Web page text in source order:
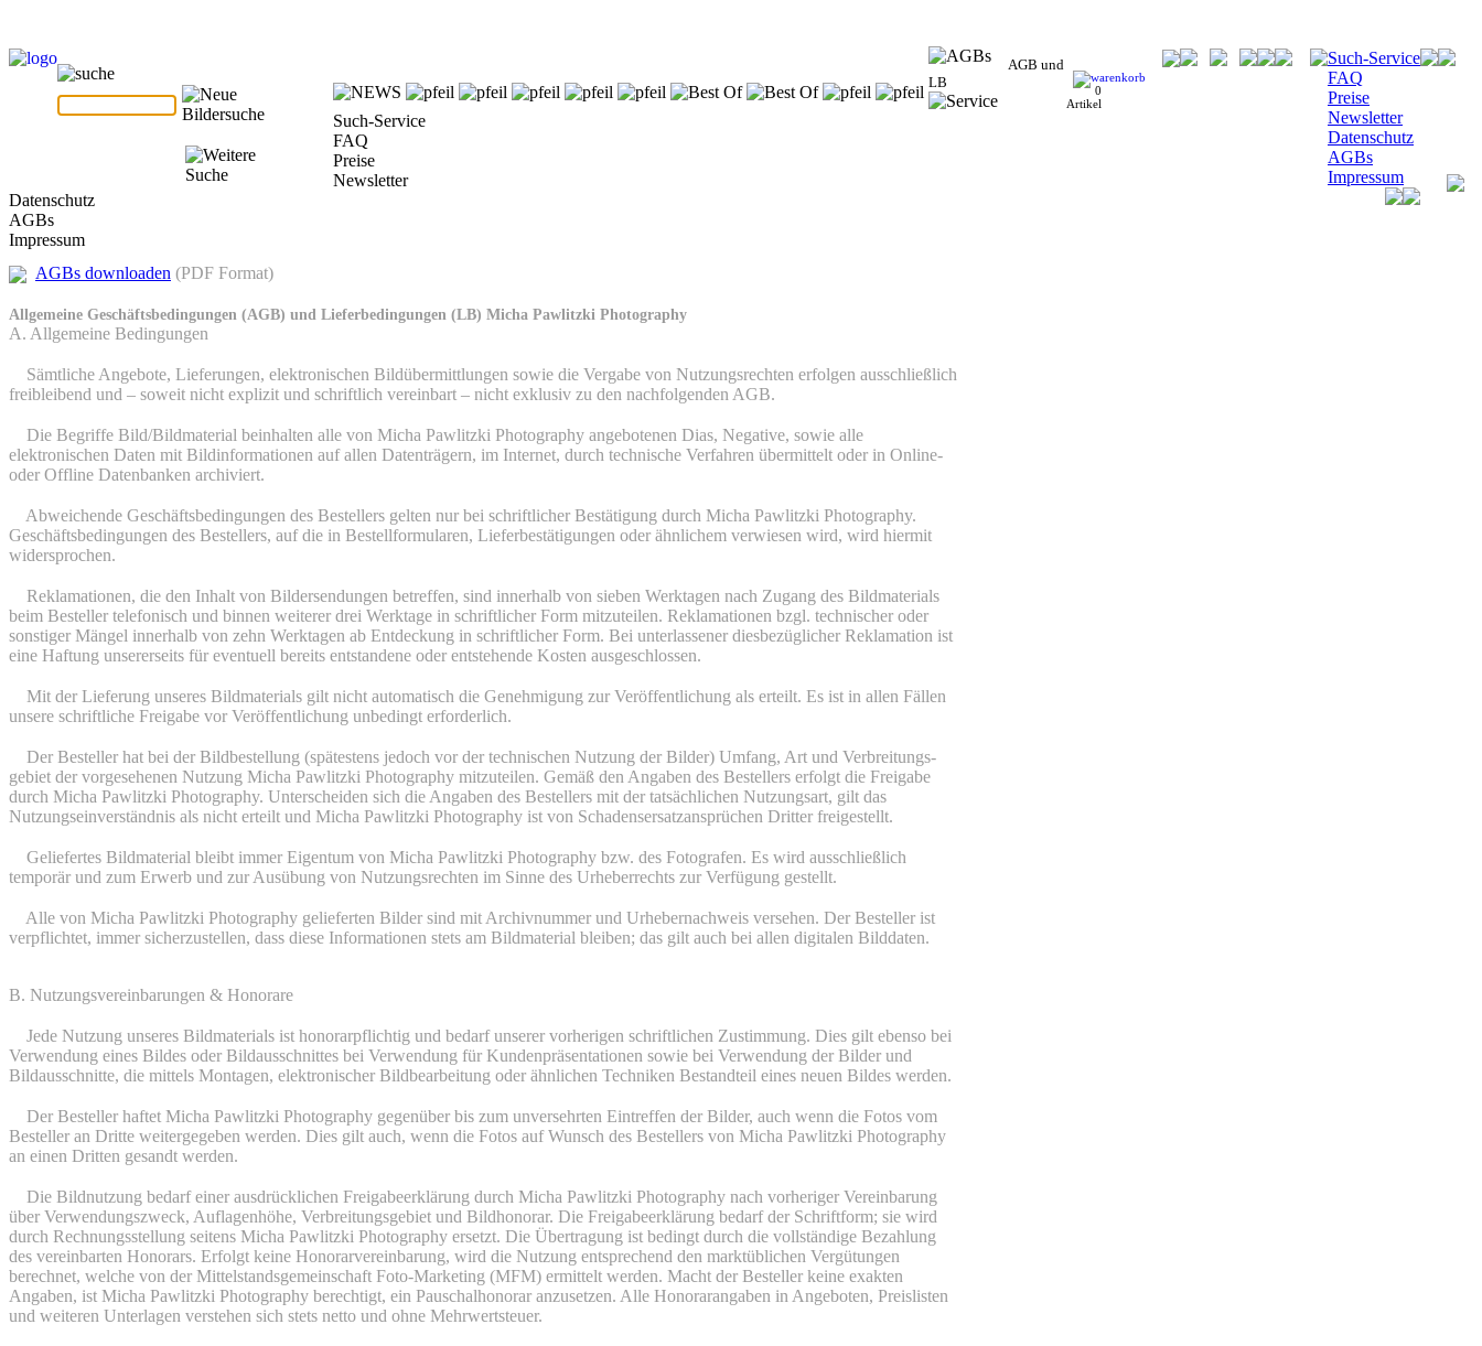
Such-Service
FAQ
Preise
Newsletter
Datenschutz
AGBs
Impressum
0
Artikel
AGB und
LB
Such-Service
FAQ
Preise
Newsletter
Datenschutz
AGBs
Impressum
AGBs downloaden (PDF Format)
Allgemeine Geschäftsbedingungen (AGB) und Lieferbedingungen (LB) Micha Pawlitzki Photography
A. Allgemeine Bedingungen
Sämtliche Angebote, Lieferungen, elektronischen Bildübermittlungen sowie die Vergabe von Nutzungsrechten erfolgen ausschließlich
freibleibend und – soweit nicht explizit und schriftlich vereinbart – nicht exklusiv zu den nachfolgenden AGB.
Die Begriffe Bild/Bildmaterial beinhalten alle von Micha Pawlitzki Photography angebotenen Dias, Negative, sowie alle
elektronischen Daten mit Bildinformationen auf allen Datenträgern, im Internet, durch technische Verfahren übermittelt oder in Online-
oder Offline Datenbanken archiviert.
Abweichende Geschäftsbedingungen des Bestellers gelten nur bei schriftlicher Bestätigung durch Micha Pawlitzki Photography.
Geschäftsbedingungen des Bestellers, auf die in Bestellformularen, Lieferbestätigungen oder ähnlichem verwiesen wird, wird hiermit
widersprochen.
Reklamationen, die den Inhalt von Bildersendungen betreffen, sind innerhalb von sieben Werktagen nach Zugang des Bildmaterials
beim Besteller telefonisch und binnen weiterer drei Werktage in schriftlicher Form mitzuteilen. Reklamationen bzgl. technischer oder
sonstiger Mängel innerhalb von zehn Werktagen ab Entdeckung in schriftlicher Form. Bei unterlassener diesbezüglicher Reklamation ist
eine Haftung unsererseits für eventuell bereits entstandene oder entstehende Kosten ausgeschlossen.
Mit der Lieferung unseres Bildmaterials gilt nicht automatisch die Genehmigung zur Veröffentlichung als erteilt. Es ist in allen Fällen
unsere schriftliche Freigabe vor Veröffentlichung unbedingt erforderlich.
Der Besteller hat bei der Bildbestellung (spätestens jedoch vor der technischen Nutzung der Bilder) Umfang, Art und Verbreitungs-
gebiet der vorgesehenen Nutzung Micha Pawlitzki Photography mitzuteilen. Gemäß den Angaben des Bestellers erfolgt die Freigabe
durch Micha Pawlitzki Photography. Unterscheiden sich die Angaben des Bestellers mit der tatsächlichen Nutzungsart, gilt das
Nutzungseinverständnis als nicht erteilt und Micha Pawlitzki Photography ist von Schadensersatzansprüchen Dritter freigestellt.
Geliefertes Bildmaterial bleibt immer Eigentum von Micha Pawlitzki Photography bzw. des Fotografen. Es wird ausschließlich
temporär und zum Erwerb und zur Ausübung von Nutzungsrechten im Sinne des Urheberrechts zur Verfügung gestellt.
Alle von Micha Pawlitzki Photography gelieferten Bilder sind mit Archivnummer und Urhebernachweis versehen. Der Besteller ist
verpflichtet, immer sicherzustellen, dass diese Informationen stets am Bildmaterial bleiben; das gilt auch bei allen digitalen Bilddaten.
B. Nutzungsvereinbarungen & Honorare
Jede Nutzung unseres Bildmaterials ist honorarpflichtig und bedarf unserer vorherigen schriftlichen Zustimmung. Dies gilt ebenso bei
Verwendung eines Bildes oder Bildausschnittes bei Verwendung für Kundenpräsentationen sowie bei Verwendung der Bilder und
Bildausschnitte, die mittels Montagen, elektronischer Bildbearbeitung oder ähnlichen Techniken Bestandteil eines neuen Bildes werden.
Der Besteller haftet Micha Pawlitzki Photography gegenüber bis zum unversehrten Eintreffen der Bilder, auch wenn die Fotos vom
Besteller an Dritte weitergegeben werden. Dies gilt auch, wenn die Fotos auf Wunsch des Bestellers von Micha Pawlitzki Photography
an einen Dritten gesandt werden.
Die Bildnutzung bedarf einer ausdrücklichen Freigabeerklärung durch Micha Pawlitzki Photography nach vorheriger Vereinbarung
über Verwendungszweck, Auflagenhöhe, Verbreitungsgebiet und Bildhonorar. Die Freigabeerklärung bedarf der Schriftform; sie wird
durch Rechnungsstellung seitens Micha Pawlitzki Photography ersetzt. Die Übertragung ist bedingt durch die vollständige Bezahlung
des vereinbarten Honorars. Erfolgt keine Honorarvereinbarung, wird die Nutzung entsprechend den marktüblichen Vergütungen
berechnet, welche von der Mittelstandsgemeinschaft Foto-Marketing (MFM) ermittelt werden. Macht der Besteller keine exakten
Angaben, ist Micha Pawlitzki Photography berechtigt, ein Pauschalhonorar anzusetzen. Alle Honorarangaben in Angeboten, Preislisten
und weiteren Unterlagen verstehen sich stets netto und ohne Mehrwertsteuer.